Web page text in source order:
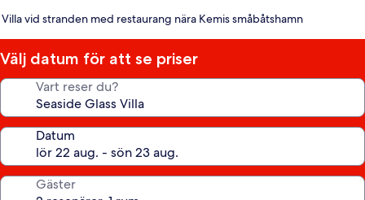
Villa vid stranden med restaurang nära Kemis småbåtshamn
Välj datum för att se priser
Vart reser du?
Datum
Gäster